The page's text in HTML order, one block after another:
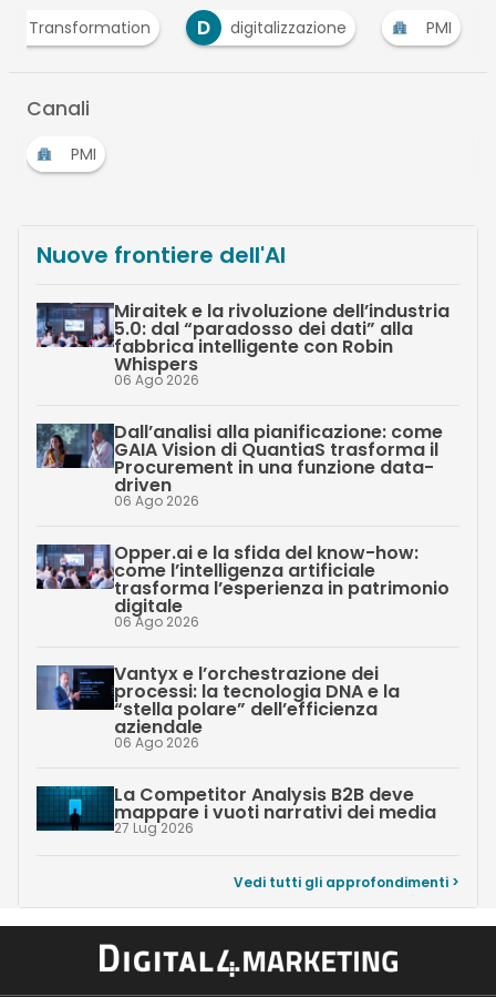
Transformation D digitalizzazione PMI
Canali
PMI
Nuove frontiere dell'AI
Miraitek e la rivoluzione dell’industria
5.0: dal “paradosso dei dati” alla
fabbrica intelligente con Robin
Whispers
06 Ago 2026
Dall’analisi alla pianificazione: come
GAIA Vision di QuantiaS trasforma il
Procurement in una funzione data-
driven
06 Ago 2026
Opper.ai e la sfida del know-how:
come l’intelligenza artificiale
trasforma l’esperienza in patrimonio
digitale
06 Ago 2026
Vantyx e l’orchestrazione dei
processi: la tecnologia DNA e la
“stella polare” dell’efficienza
aziendale
06 Ago 2026
La Competitor Analysis B2B deve
mappare i vuoti narrativi dei media
27 Lug 2026
Vedi tutti gli approfondimenti >